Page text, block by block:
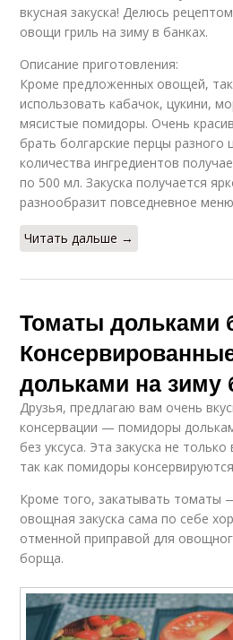
вкусная закуска! Делюсь
овощи гриль на зиму в банках.
Описание приготовления:
Кроме предложенных овощей,
использовать кабачок, цукини,
мясистые помидоры. Очень
брать болгарские перцы разного
количества ингредиентов
по 500 мл. Закуска получается
разнообразит повседневное
Читать дальше →
Томаты дольками
дольками на зиму
Друзья, предлагаю вам очень
консервации — помидоры
без уксуса. Эта закуска не
так как помидоры
Кроме того, закатывать томаты
овощная закуска сама по себе
отменной приправой для
борща.